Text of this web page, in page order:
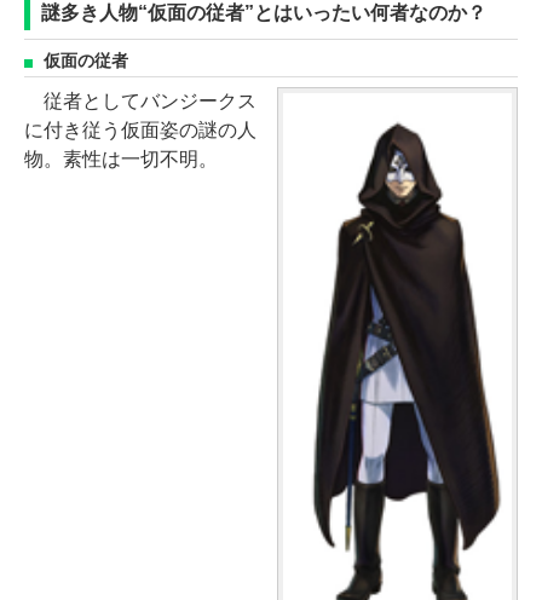
謎多き人物“仮面の従者”とはいったい何者なのか？
仮面の従者
従者としてバンジークス
に付き従う仮面姿の謎の人
物。素性は一切不明。